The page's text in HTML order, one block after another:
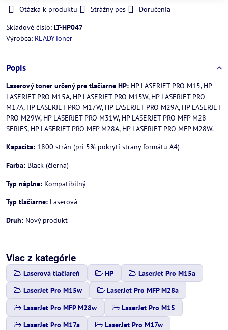
Otázka k produktu Strážny pes
Doručenia
Skladové číslo: LT-HP047
Výrobca: READYToner
Popis
Laserový toner určený pre tlačiarne HP: HP LASERJET PRO M15, HP
LASERJET PRO M15A, HP LASERJET PRO M15W, HP LASERJET PRO
M17A, HP LASERJET PRO M17W, HP LASERJET PRO M29A, HP LASERJET
PRO M29W, HP LASERJET PRO M31W, HP LASERJET PRO MFP M28
SERIES, HP LASERJET PRO MFP M28A, HP LASERJET PRO MFP M28W.
Kapacita: 1800 strán (pri 5% pokrytí strany formátu A4)
Farba: Black (čierna)
Typ náplne: Kompatibilný
Typ tlačiarne: Laserová
Druh: Nový produkt
Viac z kategórie
Laserová tlačiareň HP
LaserJet Pro M15a
LaserJet Pro M15w
LaserJet Pro MFP M28a
LaserJet Pro MFP M28w
LaserJet Pro M15
LaserJet Pro M17a
LaserJet Pro M17w